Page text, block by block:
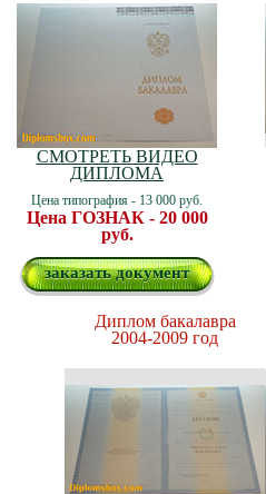
СМОТРЕТЬ ВИДЕО
ДИПЛОМА
Цена типография - 13 000 руб.
Цена ГОЗНАК - 20 000
руб.
заказать документ
Диплом бакалавра
2004-2009 год